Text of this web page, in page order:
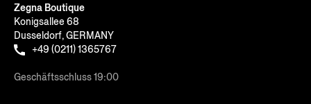
Zegna Boutique
Konigsallee 68
Dusseldorf, GERMANY
+49 (0211) 1365767
Geschäftsschluss 19:00